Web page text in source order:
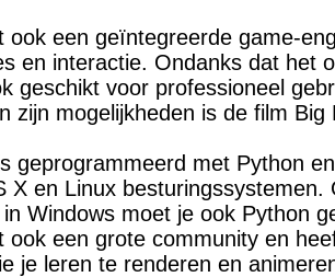
ook een geïntegreerde game-
en interactie. Ondanks dat het
geschikt voor professioneel
zijn mogelijkheden is de film Big
geprogrammeerd met Python
X en Linux besturingssystemen.
in Windows moet je ook Python
ook een grote community en
je leren te renderen en